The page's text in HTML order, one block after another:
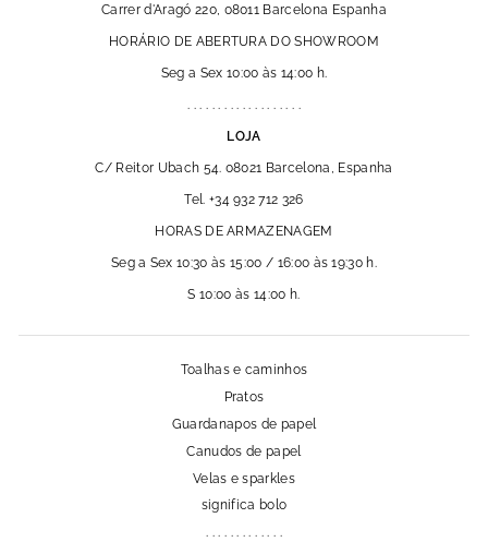
Carrer d'Aragó 220, 08011 Barcelona Espanha
HORÁRIO DE ABERTURA DO SHOWROOM
Seg a Sex 10:00 às 14:00 h.
LOJA
C/ Reitor Ubach 54. 08021 Barcelona, Espanha
Tel. +34 932 712 326
HORAS DE ARMAZENAGEM
Seg a Sex 10:30 às 15:00 / 16:00 às 19:30 h.
S 10:00 às 14:00 h.
Toalhas e caminhos
Pratos
Guardanapos de papel
Canudos de papel
Velas e sparkles
significa bolo
. . . . . . . . . . . . .